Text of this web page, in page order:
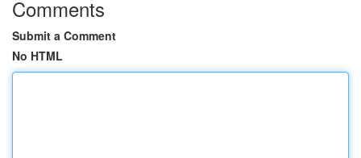
Comments
Submit a Comment
No HTML